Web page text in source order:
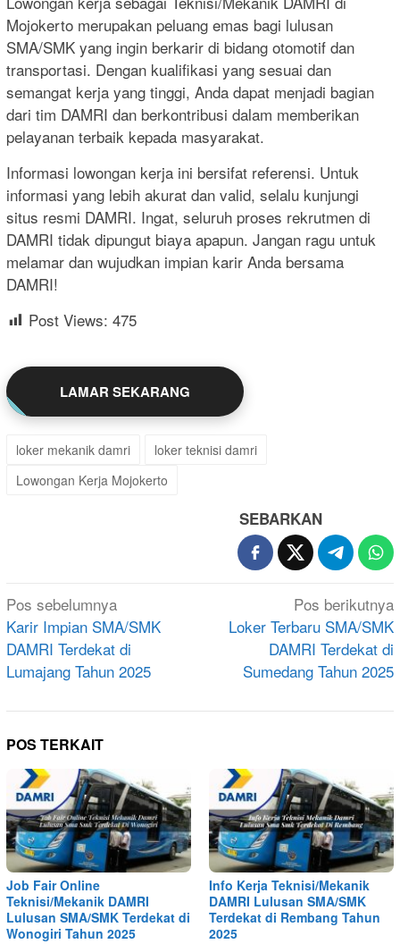
Mojokerto merupakan peluang emas bagi lulusan
SMA/SMK yang ingin berkarir di bidang otomotif dan
transportasi. Dengan kualifikasi yang sesuai dan
semangat kerja yang tinggi, Anda dapat menjadi bagian
dari tim DAMRI dan berkontribusi dalam memberikan
pelayanan terbaik kepada masyarakat.
Informasi lowongan kerja ini bersifat referensi. Untuk
informasi yang lebih akurat dan valid, selalu kunjungi
situs resmi DAMRI. Ingat, seluruh proses rekrutmen di
DAMRI tidak dipungut biaya apapun. Jangan ragu untuk
melamar dan wujudkan impian karir Anda bersama
DAMRI!
Post Views: 475
LAMAR SEKARANG
loker mekanik damri
loker teknisi damri
Lowongan Kerja Mojokerto
SEBARKAN
Navigasi
pos
Pos sebelumnya
Karir Impian SMA/SMK
DAMRI Terdekat di
Lumajang Tahun 2025
Pos berikutnya
Loker Terbaru SMA/SMK
DAMRI Terdekat di
Sumedang Tahun 2025
POS TERKAIT
Job Fair Online
Teknisi/Mekanik DAMRI
Lulusan SMA/SMK Terdekat di
Wonogiri Tahun 2025
Info Kerja Teknisi/Mekanik
DAMRI Lulusan SMA/SMK
Terdekat di Rembang Tahun
2025